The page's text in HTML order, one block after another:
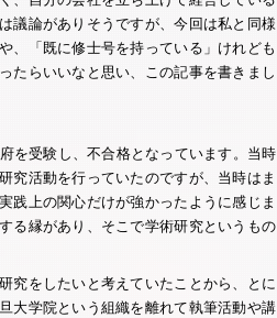
議論がありそうですが、今回は私と同様
、「既に修士号を持っている」けれども
たらいいなと思い、この記事を書きまし
を受験し、不合格となっています。当時
究活動を行っていたのですが、当時はま
践上の関心だけが強かったように感じま
る縁があり、そこで学術研究というもの
究をしたいと考えていたことから、とに
大学院という組織を離れて執筆活動や講